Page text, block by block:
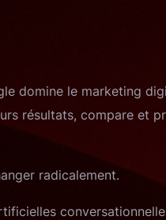
domine le marketing
résultats, compare et
radicalement.